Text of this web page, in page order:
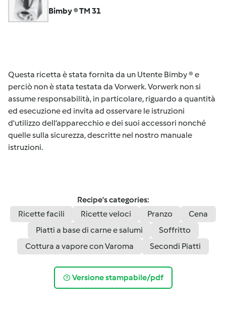
Bimby ® TM 31
Questa ricetta è stata fornita da un Utente Bimby ® e
perciò non è stata testata da Vorwerk. Vorwerk non si
assume responsabilità, in particolare, riguardo a quantità
ed esecuzione ed invita ad osservare le istruzioni
d'utilizzo dell’apparecchio e dei suoi accessori nonché
quelle sulla sicurezza, descritte nel nostro manuale
istruzioni.
Recipe's categories:
Ricette facili
Ricette veloci Pranzo
Cena
Piatti a base di carne e salumi
Soffritto
Cottura a vapore con Varoma
Secondi Piatti
Versione stampabile/pdf